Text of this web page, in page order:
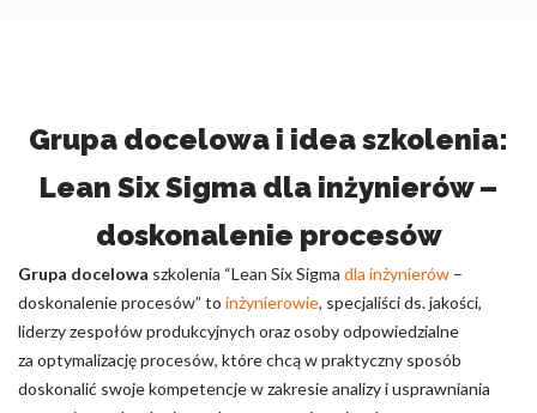
Grupa docelowa i idea szkolenia:
Lean Six Sigma dla inżynierów –
doskonalenie procesów
Grupa docelowa szkolenia “Lean Six Sigma dla inżynierów –
doskonalenie procesów” to inżynierowie, specjaliści ds. jakości,
liderzy zespołów produkcyjnych oraz osoby odpowiedzialne
za optymalizację procesów, które chcą w praktyczny sposób
doskonalić swoje kompetencje w zakresie analizy i usprawniania